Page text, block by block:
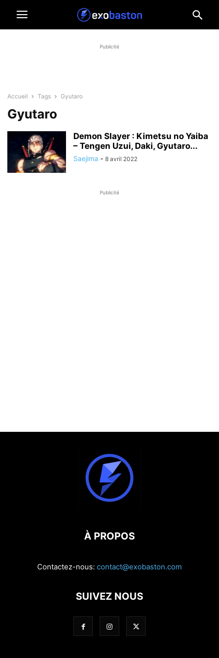
Publicité
Accueil Tags Gyutaro
Gyutaro
Demon Slayer : Kimetsu no Yaiba
– Tengen Uzui, Daki, Gyutaro...
Saejima - 8 avril 2022
Publicité
À PROPOS
Contactez-nous: contact@exobaston.com
SUIVEZ NOUS